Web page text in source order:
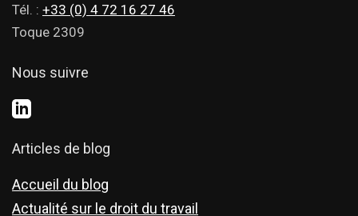
Tél. : +33 (0) 4 72 16 27 46
Toque 2309
Nous suivre
Articles de blog
Accueil du blog
Actualité sur le droit du travail